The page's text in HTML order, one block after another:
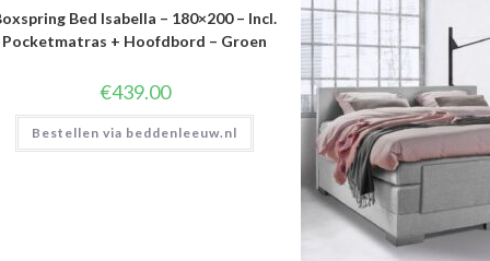
Bed Isabella – 180×200 – Incl.
Pocketmatras + Hoofdbord – Groen
€439.00
Bestellen via beddenleeuw.nl